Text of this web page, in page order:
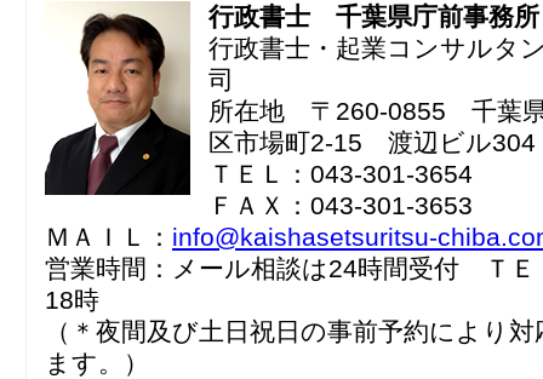
行政書士 千葉県庁前事務所
行政書士・起業コンサルタ
司
所在地 〒260-0855 千葉
区市場町2-15 渡辺ビル304
ＴＥＬ：043-301-3654
ＦＡＸ：043-301-3653
ＭＡＩＬ： info@kaishasetsuritsu-
営業時間：メール相談は24時間受付 ＴＥ
18時
（＊夜間及び土日祝日の事前予約により
ます。）